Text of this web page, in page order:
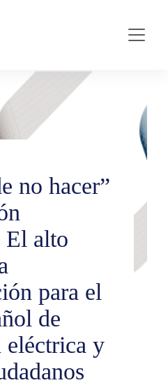
no hacer”
El alto
para el
de
eléctrica y